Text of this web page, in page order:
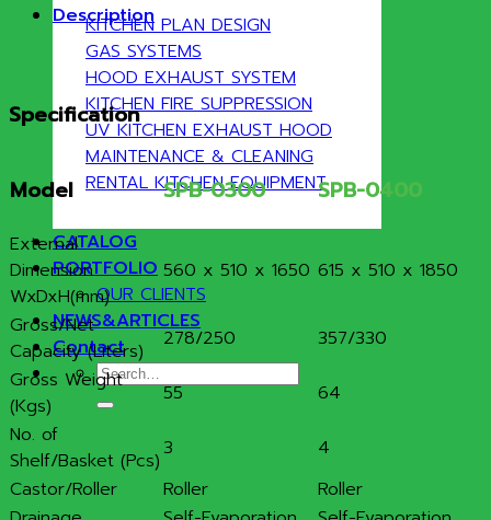
KITCHEN PLAN DESIGN
GAS SYSTEMS
HOOD EXHAUST SYSTEM
KITCHEN FIRE SUPPRESSION
UV KITCHEN EXHAUST HOOD
MAINTENANCE & CLEANING
RENTAL KITCHEN EQUIPMENT
CATALOG
PORTFOLIO
OUR CLIENTS
NEWS&ARTICLES
Contact
Search
for:
Description
Specification
Model SPB-0300 SPB-0400
External
Dimension
WxDxH(mm)
560 x 510 x 1650 615 x 510 x 1850
Gross/Net
Capacity (Liters)
278/250
357/330
Gross Weight
(Kgs)
55
64
No. of
Shelf/Basket (Pcs) 3
4
Castor/Roller
Roller
Roller